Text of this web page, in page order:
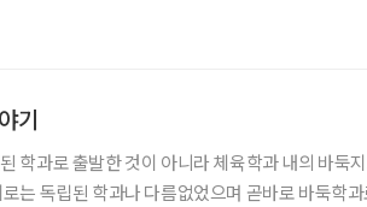
기
학과로 출발한 것이 아니라 체육학과 내의 바둑
는 독립된 학과나 다름없었으며 곧바로 바둑학과